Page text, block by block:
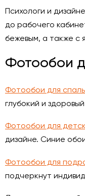
Психологи и
до рабочего
бежевым, а также с
Фотообои
Фотообои для
глубокий и
Фотообои для
дизайне. Синие
Фотообои для
подчеркнут